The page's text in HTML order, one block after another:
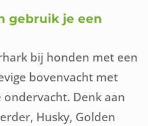
gebruik je een
bij honden met een
bovenvacht met
Denk aan
Husky, Golden